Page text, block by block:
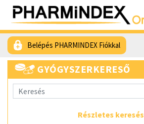
Belépés PHARMINDEX Fiókkal
GYÓGYSZERKERESŐ
Részletes keresés